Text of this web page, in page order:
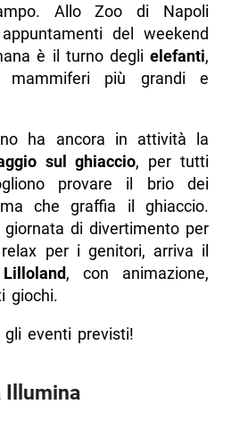
Allo Zoo di Napoli
del weekend
è il turno deglielefanti,
mammiferi più grandi e
ha ancora in attività la
sul ghiaccio, per tutti
provare il brio dei
che graffia il ghiaccio.
giornata di divertimento per
per i genitori, arriva il
, con animazione,
giochi.
eventi previsti!
Illumina